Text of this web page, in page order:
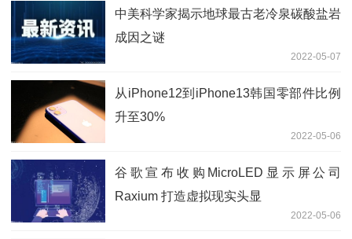
中美科学家揭示地球最古老冷泉碳酸盐岩
成因之谜
2022-05-07
从iPhone12到iPhone13韩国零部件比例
升至30%
2022-05-06
谷歌宣布收购MicroLED显示屏公司
Raxium 打造虚拟现实头显
2022-05-06